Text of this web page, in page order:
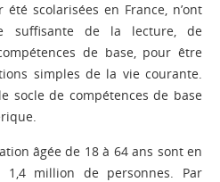
scolarisées en France, n’ont
suffisante de la lecture, de
de base, pour être
simples de la vie courante.
socle de compétences de base
âgée de 18 à 64 ans sont en
1,4 million de personnes. Par